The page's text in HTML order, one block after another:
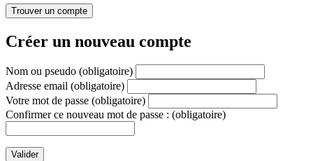
Créer un nouveau compte
Nom ou pseudo (obligatoire)
Adresse email (obligatoire)
Votre mot de passe (obligatoire)
Confirmer ce nouveau mot de passe : (obligatoire)